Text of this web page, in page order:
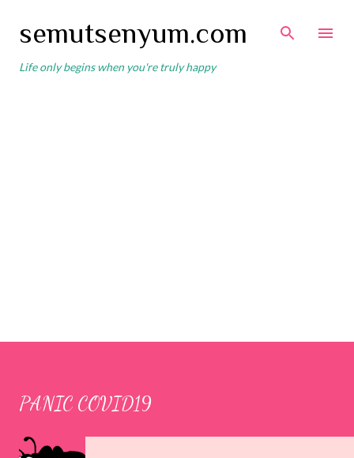
semutsenyum.com
Life only begins when you're truly happy
PANIC COVID19